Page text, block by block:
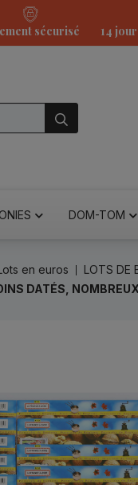
sécurisé 14
DOM-TOM
en euros
LOTS DE
DATÉS,